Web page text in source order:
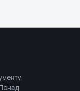
Понад